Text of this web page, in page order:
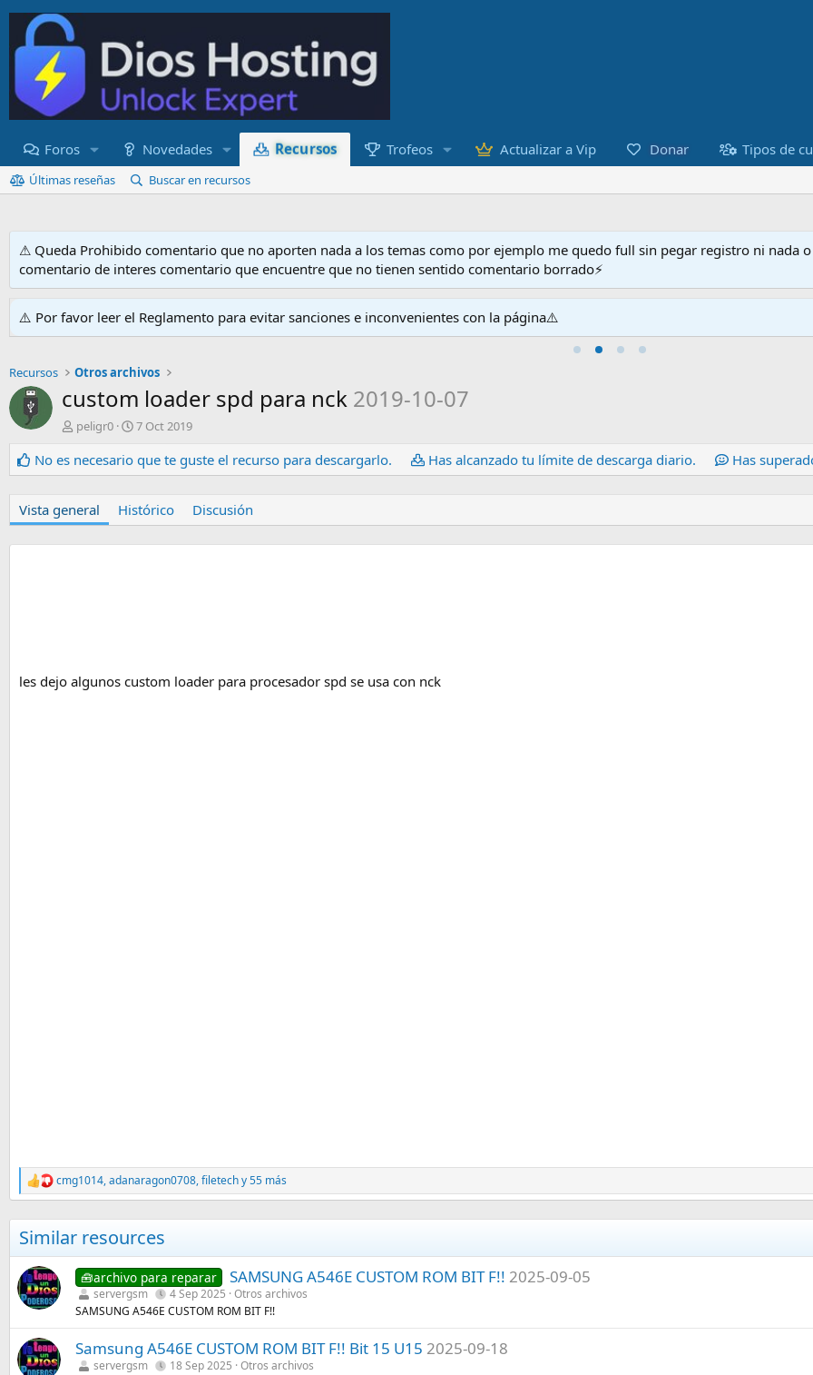
Foros Novedades Recursos Trofeos Actualizar a Vip Donar Tipos de
Últimas reseñas Buscar en recursos
⚠ Queda Prohibido comentario que no aporten nada a los temas como por ejemplo me quedo full sin pegar registro ni nada
comentario de interes comentario que encuentre que no tienen sentido comentario borrado⚡
⚠️ Por favor leer el Reglamento para evitar sanciones e inconvenientes con la página⚠️
Recursos Otros archivos
custom loader spd para nck 2019-10-07
A
t
o
peligr0
F
c
h
d
e
7 Oct 2019
No es necesario que te guste el recurso para descargarlo. Has alcanzado tu límite de descarga diario. Has
Vista general Histórico Discusión
les dejo algunos custom loader para procesador spd se usa con nck
R
e
c
c
i
o
n
e
:
cmg1014,adanaragon0708,filetechy 55 más
Similar resources
🧰archivo para reparar SAMSUNG A546E CUSTOM ROM BIT F!! 2025-09-05
servergsm 4 Sep 2025 Otros archivos
SAMSUNG A546E CUSTOM ROM BIT F!!
Samsung A546E CUSTOM ROM BIT F!! Bit 15 U15 2025-09-18
servergsm 18 Sep 2025 Otros archivos